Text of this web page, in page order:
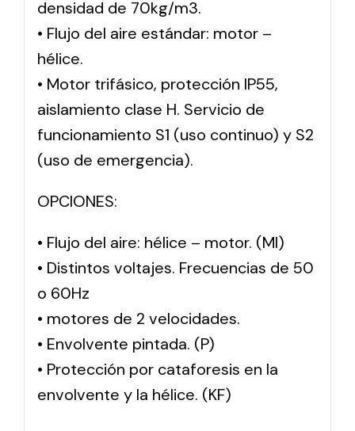
densidad de 70kg/m3.
• Flujo del aire estándar: motor –
hélice.
• Motor trifásico, protección IP55,
aislamiento clase H. Servicio de
funcionamiento S1 (uso continuo) y S2
(uso de emergencia).
OPCIONES:
• Flujo del aire: hélice – motor. (MI)
• Distintos voltajes. Frecuencias de 50
o 60Hz
• motores de 2 velocidades.
• Envolvente pintada. (P)
• Protección por cataforesis en la
envolvente y la hélice. (KF)